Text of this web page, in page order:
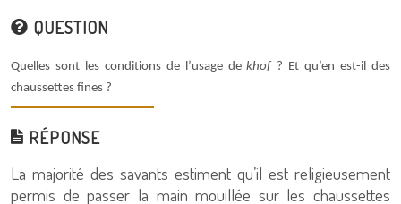
QUESTION
Quelles sont les conditions de l’usage dekhof ? Et qu’en est-il des
chaussettes fines ?
RÉPONSE
La majorité des savants estiment qu’il est religieusement
permis de passer la main mouillée sur les chaussettes